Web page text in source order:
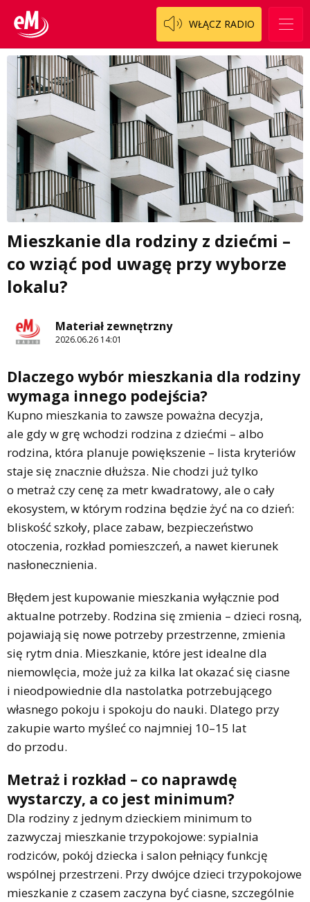
WŁĄCZ RADIO
Mieszkanie dla rodziny z dziećmi –
co wziąć pod uwagę przy wyborze
lokalu?
Materiał zewnętrzny
2026.06.26 14:01
Dlaczego wybór mieszkania dla rodziny
wymaga innego podejścia?
Kupno mieszkania to zawsze poważna decyzja,
ale gdy w grę wchodzi rodzina z dziećmi – albo
rodzina, która planuje powiększenie – lista kryteriów
staje się znacznie dłuższa. Nie chodzi już tylko
o metraż czy cenę za metr kwadratowy, ale o cały
ekosystem, w którym rodzina będzie żyć na co dzień:
bliskość szkoły, place zabaw, bezpieczeństwo
otoczenia, rozkład pomieszczeń, a nawet kierunek
nasłonecznienia.
Błędem jest kupowanie mieszkania wyłącznie pod
aktualne potrzeby. Rodzina się zmienia – dzieci rosną,
pojawiają się nowe potrzeby przestrzenne, zmienia
się rytm dnia. Mieszkanie, które jest idealne dla
niemowlęcia, może już za kilka lat okazać się ciasne
i nieodpowiednie dla nastolatka potrzebującego
własnego pokoju i spokoju do nauki. Dlatego przy
zakupie warto myśleć co najmniej 10–15 lat
do przodu.
Metraż i rozkład – co naprawdę
wystarczy, a co jest minimum?
Dla rodziny z jednym dzieckiem minimum to
zazwyczaj mieszkanie trzypokojowe: sypialnia
rodziców, pokój dziecka i salon pełniący funkcję
wspólnej przestrzeni. Przy dwójce dzieci trzypokojowe
mieszkanie z czasem zaczyna być ciasne, szczególnie